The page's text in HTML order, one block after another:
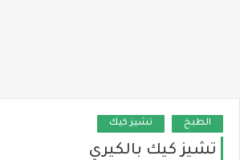
الطبخ تشيز كيك
تشيز كيك بالكيري